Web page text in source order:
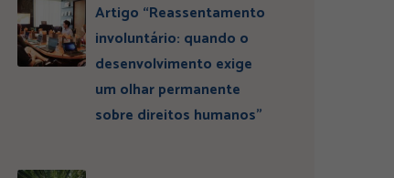
Artigo “Reassentamento
involuntário: quando o
desenvolvimento exige
um olhar permanente
sobre direitos humanos”